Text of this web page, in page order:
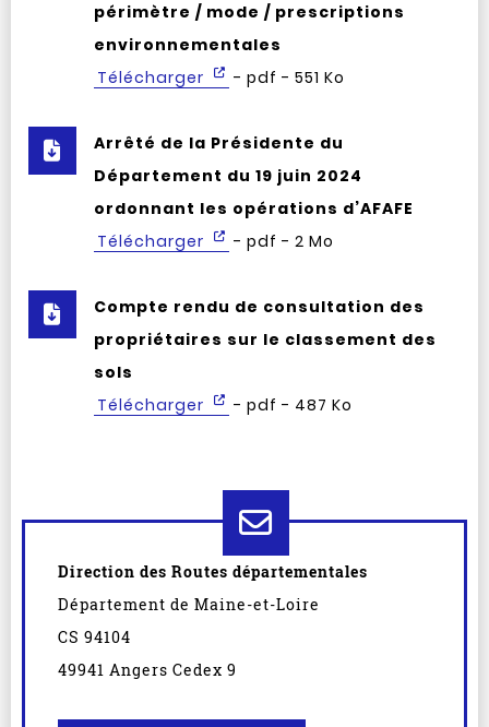
Direction des Routes départementales
Département de Maine-et-Loire
CS 94104
49941 Angers Cedex 9
périmètre / mode / prescriptions
environnementales
Télécharger
- pdf - 551 Ko
Arrêté de la Présidente du
Département du 19 juin 2024
ordonnant les opérations d’AFAFE
Télécharger
- pdf - 2 Mo
Compte rendu de consultation des
propriétaires sur le classement des
sols
Télécharger
- pdf - 487 Ko